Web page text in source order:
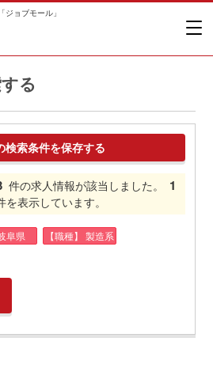
ョブモール」
る
検索条件を保存する
件の求人情報が該当しました。
1
を表示しています。
阜県 【職種】 製造系